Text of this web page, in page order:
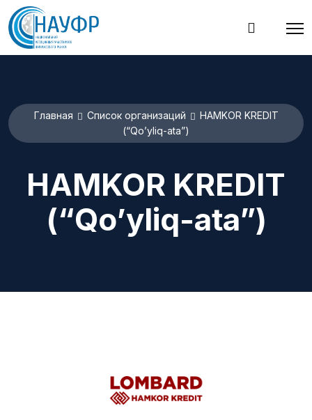
Главная Список организаций
HAMKOR KREDIT
(“Qo’yliq-ata”)
HAMKOR KREDIT
(“Qo’yliq-ata”)